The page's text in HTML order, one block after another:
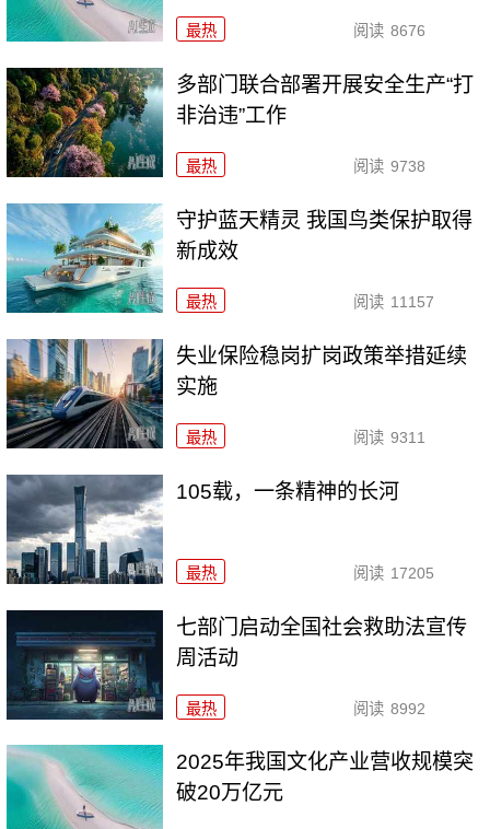
最热 阅读 8676
多部门联合部署开展安全生产“打
非治违”工作
最热 阅读 9738
守护蓝天精灵 我国鸟类保护取得
新成效
最热 阅读 11157
失业保险稳岗扩岗政策举措延续
实施
最热 阅读 9311
105载，一条精神的长河
最热 阅读 17205
七部门启动全国社会救助法宣传
周活动
最热 阅读 8992
2025年我国文化产业营收规模突
破20万亿元